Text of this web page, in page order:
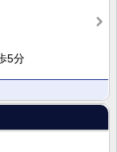
5分